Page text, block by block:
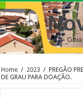
–
Home / 2023 / PREGÃO
DE GRAU PARA DOAÇÃO.